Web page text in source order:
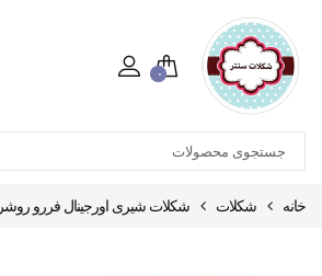
۰
خانه شکلات شکلات شیری اورجینال فررو روشر ۹۰ گرمی